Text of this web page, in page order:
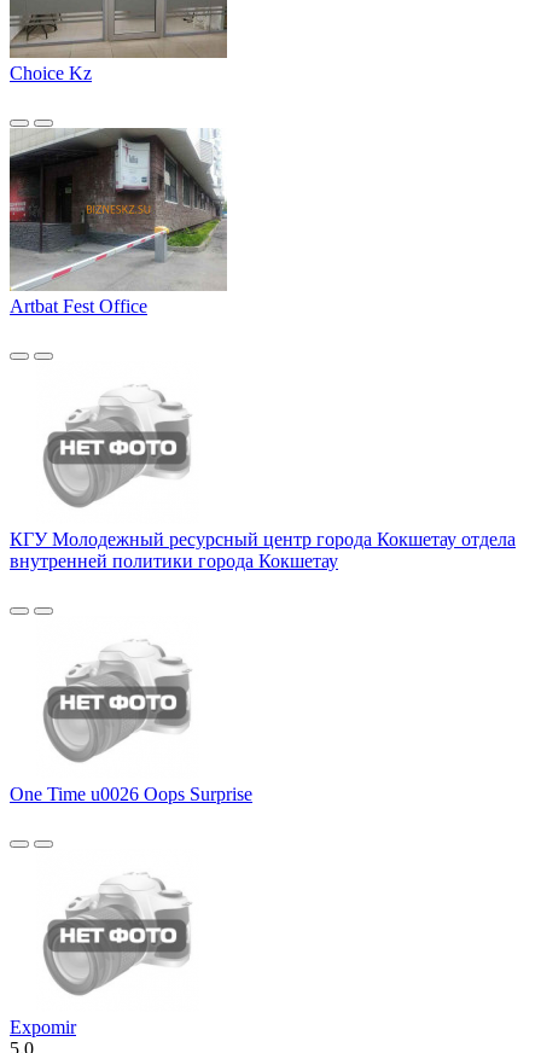
Choice Kz
Artbat Fest Office
КГУ Молодежный ресурсный центр города Кокшетау отдела
внутренней политики города Кокшетау
One Time u0026 Oops Surprise
Expomir
5.0